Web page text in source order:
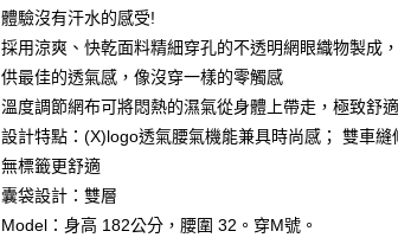
AFTEE先享後付
相關說明
AFTEE先享後付是「在收到商品之後才付款」的支付方式。 讓
便利好安心！
１．簡單：不需註冊會員、不需綁卡、不需儲值。
２．便利：只要手機號碼，簡訊認證，即可結帳。
３．安心：先確認商品／服務後，再付款。
１．於結帳方式選擇「AFTEE先享後付」後，將跳轉至「
ATM付款
運送方式
全家取貨付款
每筆NT$80，滿NT$1,200(含以上)免運費
體驗沒有汗水的感受!
採用涼爽、快乾面料精細穿孔的不透明網眼織物製成
供最佳的透氣感，像沒穿一樣的零觸感
溫度調節網布可將悶熱的濕氣從身體上帶走，極致舒
設計特點：(X)logo透氣腰氣機能兼具時尚感； 雙車縫
無標籤更舒適
囊袋設計：雙層
Model：身高 182公分，腰圍 32。穿M號。